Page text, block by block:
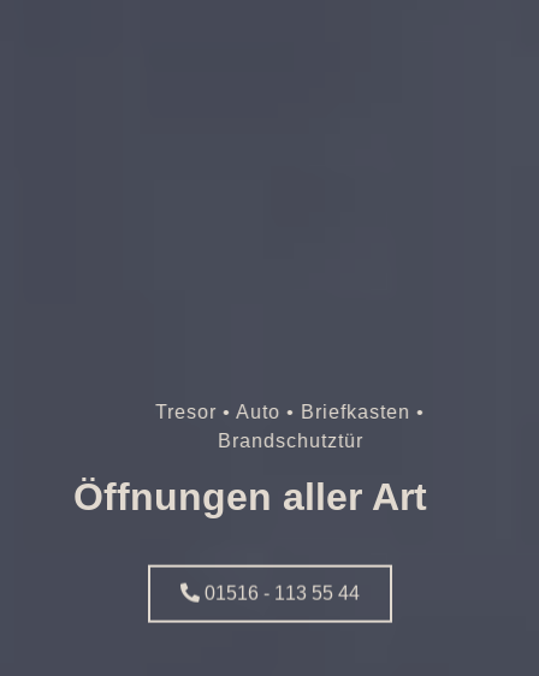
Tresor • Auto • Briefkasten •
Brandschutztür
Öffnungen aller Art
01516 - 113 55 44